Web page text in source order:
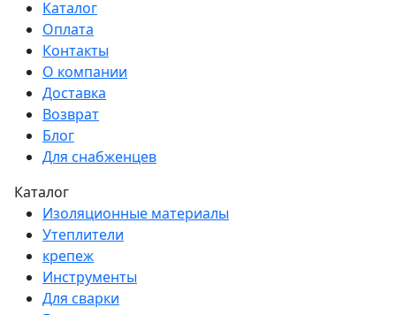
Каталог
Оплата
Контакты
О компании
Доставка
Возврат
Блог
Для снабженцев
Каталог
Изоляционные материалы
Утеплители
крепеж
Инструменты
Для сварки